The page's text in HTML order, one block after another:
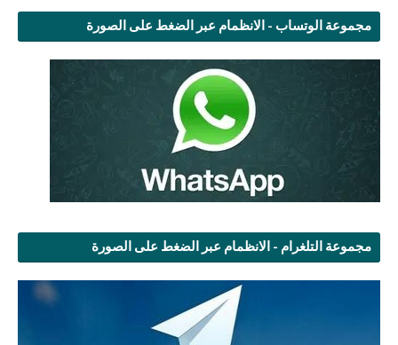
مجموعة الوتساب - الانظمام عبر الضغط على الصورة
مجموعة التلغرام - الانظمام عبر الضغط على الصورة